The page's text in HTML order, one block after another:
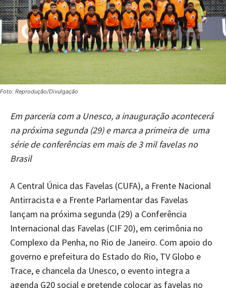
Foto: Reprodução/Divulgação
Em parceria com a Unesco, a inauguração acontecerá
na próxima segunda (29) e marca a primeira de uma
série de conferências em mais de 3 mil favelas no
Brasil
A Central Única das Favelas (CUFA), a Frente Nacional
Antirracista e a Frente Parlamentar das Favelas
lançam na próxima segunda (29) a Conferência
Internacional das Favelas (CIF 20), em cerimônia no
Complexo da Penha, no Rio de Janeiro. Com apoio do
governo e prefeitura do Estado do Rio, TV Globo e
Trace, e chancela da Unesco, o evento integra a
agenda G20 social e pretende colocar as favelas no